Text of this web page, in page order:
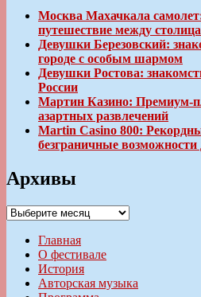
Москва Махачкала
путешествие между
Девушки Березовский:
городе с особым шармом
Девушки Ростова:
России
Мартин Казино: Премиум-
азартных развлечений
Martin Casino 800:
безграничные
Архивы
Архивы
Главная
О фестивале
История
Авторская музыка